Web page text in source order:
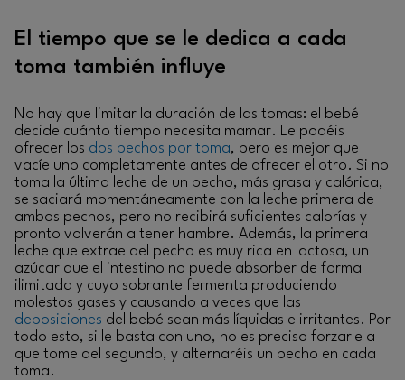
El tiempo que se le dedica a cada
toma también influye
No hay que limitar la duración de las tomas: el bebé
decide cuánto tiempo necesita mamar. Le podéis
ofrecer los dos pechos por toma, pero es mejor que
vacíe uno completamente antes de ofrecer el otro. Si no
toma la última leche de un pecho, más grasa y calórica,
se saciará momentáneamente con la leche primera de
ambos pechos, pero no recibirá suficientes calorías y
pronto volverán a tener hambre. Además, la primera
leche que extrae del pecho es muy rica en lactosa, un
azúcar que el intestino no puede absorber de forma
ilimitada y cuyo sobrante fermenta produciendo
molestos gases y causando a veces que las
deposiciones del bebé sean más líquidas e irritantes. Por
todo esto, si le basta con uno, no es preciso forzarle a
que tome del segundo, y alternaréis un pecho en cada
toma.